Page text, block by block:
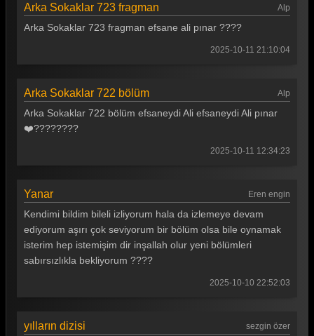
Arka Sokaklar 438. Bölüm
Arka Sokaklar 435. Bölüm
Arka Sokaklar 434. Bölüm
Arka Sokaklar 431. Bölüm
Arka Sokaklar 430. Bölüm
Arka Sokaklar 429. Bölüm
Arka Sokaklar 428. Bölüm
Arka Sokaklar 723 fragman Alp
Arka Sokaklar 723 fragman efsane ali pınar ????
2025-10-11 21:10:04
Arka Sokaklar 722 bölüm Alp
Arka Sokaklar 722 bölüm efsaneydi Ali efsaneydi Ali pınar
❤️????????
2025-10-11 12:34:23
Yanar Eren engin
Kendimi bildim bileli izliyorum hala da izlemeye devam
ediyorum aşırı çok seviyorum bir bölüm olsa bile oynamak
isterim hep istemişim dir inşallah olur yeni bölümleri
sabırsızlıkla bekliyorum ????
2025-10-10 22:52:03
yılların dizisi sezgin özer